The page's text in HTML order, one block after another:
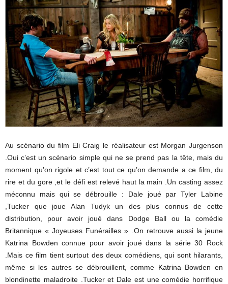
Au scénario du film Eli Craig le réalisateur est Morgan Jurgenson
.Oui c’est un scénario simple qui ne se prend pas la tête, mais du
moment qu’on rigole et c’est tout ce qu’on demande a ce film, du
rire et du gore ,et le défi est relevé haut la main .Un casting assez
méconnu mais qui se débrouille : Dale joué par Tyler Labine
,Tucker que joue Alan Tudyk un des plus connus de cette
distribution, pour avoir joué dans Dodge Ball ou la comédie
Britannique « Joyeuses Funérailles » .On retrouve aussi la jeune
Katrina Bowden connue pour avoir joué dans la série 30 Rock
.Mais ce film tient surtout des deux comédiens, qui sont hilarants,
même si les autres se débrouillent, comme Katrina Bowden en
blondinette maladroite .Tucker et Dale est une comédie horrifique